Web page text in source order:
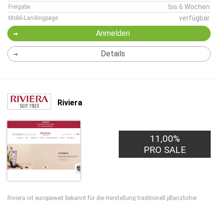
Freigabe bis 6 Wochen
Mobil-Landingpage verfügbar
Anmelden
Details
Riviera
11,00%
PRO SALE
Riviera ist europaweit bekannt für die Herstellung traditionell pflanzlicher